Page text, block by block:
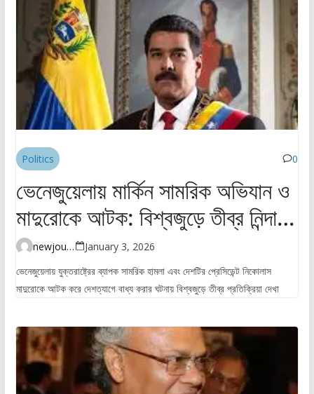
Politics 0
ভেনেজুয়েলায় মার্কিন সামরিক অভিযান ও
মাদুরোকে আটক: বিশ্বজুড়ে তীব্র নিন্দা ও
উদ্বেগ newjourney4045@gmail.com
January 3, 2026
ভেনেজুয়েলায় যুক্তরাষ্ট্রের ব্যাপক সামরিক হামলা এবং দেশটির প্রেসিডেন্ট নিকোলাস
মাদুরোকে আটক করে দেশত্যাগে বাধ্য করার ঘটনায় বিশ্বজুড়ে তীব্র প্রতিক্রিয়া দেখা